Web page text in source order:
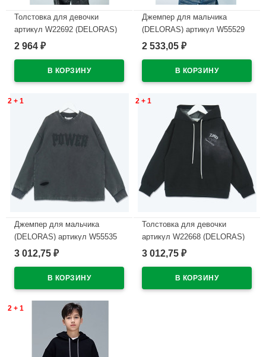
Толстовка для девочки
артикул W22692 (DELORAS)
размер цвет черный
2 964 ₽
Джемпер для мальчика
(DELORAS) артикул W55529
размер 34/134-44/164 цвет
2 533,05 ₽
2 + 1
Джемпер для мальчика
(DELORAS) артикул W55535
размер 34/134-44/164 цвет
3 012,75 ₽
2 + 1
Толстовка для девочки
артикул W22668 (DELORAS)
размер цвет черный
3 012,75 ₽
2 + 1